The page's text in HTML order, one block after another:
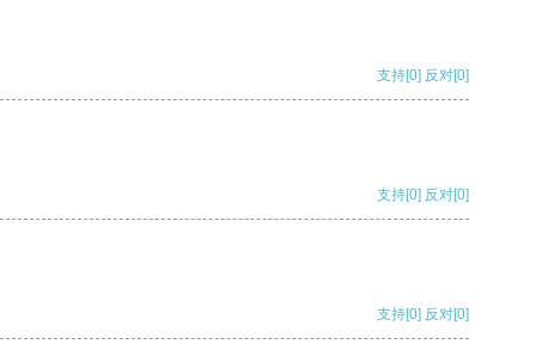
支持[0] 反对[0]
支持[0] 反对[0]
支持[0] 反对[0]